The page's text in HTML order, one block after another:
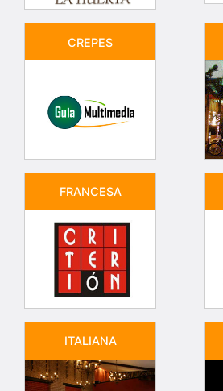
CREPES
FRANCESA
ITALIANA